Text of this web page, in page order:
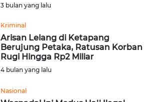
3 bulan yang lalu
Kriminal
Arisan Lelang di Ketapang
Berujung Petaka, Ratusan Korban
Rugi Hingga Rp2 Miliar
4 bulan yang lalu
Nasional